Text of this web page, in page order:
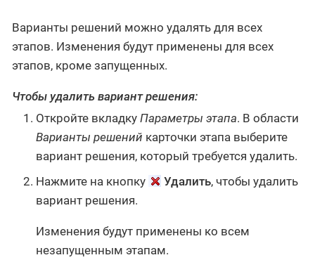
Варианты решений можно удалять для всех
этапов. Изменения будут применены для всех
этапов, кроме запущенных.
Чтобы удалить вариант решения:
Откройте вкладку Параметры этапа. В области
Варианты решений карточки этапа выберите
вариант решения, который требуется удалить.
Нажмите на кнопку
Удалить, чтобы удалить
вариант решения.
Изменения будут применены ко всем
незапущенным этапам.